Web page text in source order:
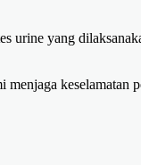
urine yang
keselamatan